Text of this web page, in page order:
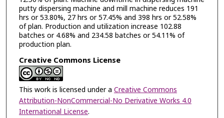
putty dispersing machine and mill machine reduces 191
hrs or 53.80%, 27 hrs or 57.45% and 398 hrs or 52.58%
of plan. Production and utilization increase 102.88
batches or 4.68% and 234.58 batches or 54.11% of
production plan.
Creative Commons License
This work is licensed under a Creative Commons
Attribution-NonCommercial-No Derivative Works 4.0
International License.